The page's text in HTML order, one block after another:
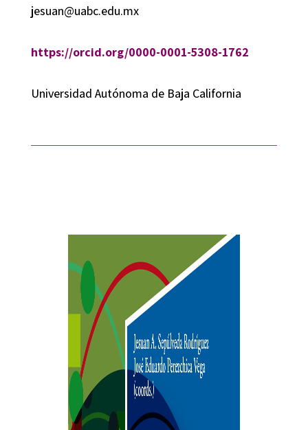
jesuan@uabc.edu.mx
https://orcid.org/0000-0001-5308-1762
Universidad Autónoma de Baja California